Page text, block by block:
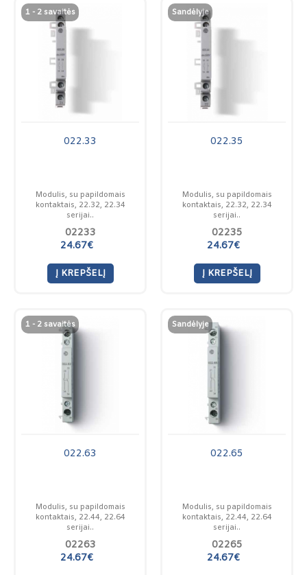
1 - 2 savaitės
022.33
Modulis, su papildomais
kontaktais, 22.32, 22.34
serijai..
02233
24.67€
Į KREPŠELĮ
Sandėlyje
022.35
Modulis, su papildomais
kontaktais, 22.32, 22.34
serijai..
02235
24.67€
Į KREPŠELĮ
1 - 2 savaitės
022.63
Modulis, su papildomais
kontaktais, 22.44, 22.64
serijai..
02263
24.67€
Sandėlyje
022.65
Modulis, su papildomais
kontaktais, 22.44, 22.64
serijai..
02265
24.67€